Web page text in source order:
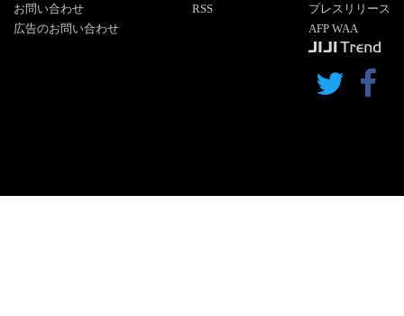
お問い合わせ
広告のお問い合わせ
RSS
プレスリリース
AFP WAA